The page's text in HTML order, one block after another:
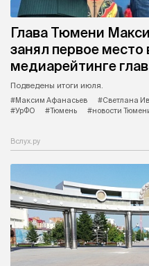
Глава Тюмени
занял первое место
медиарейтинге
Подведены итоги июля.
#Максим Афанасьев
#Светлана
#УрФО
#Тюмень #новости
Вслух.ру